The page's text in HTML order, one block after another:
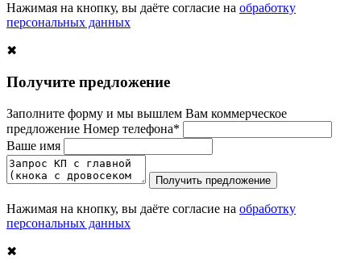
Нажимая на кнопку, вы даёте согласие на обработку
персональных данных
✖
Получите предложение
Заполните форму и мы вышлем Вам коммерческое
предложение Номер телефона*
Ваше имя
Получить предложение
Нажимая на кнопку, вы даёте согласие на обработку
персональных данных
✖